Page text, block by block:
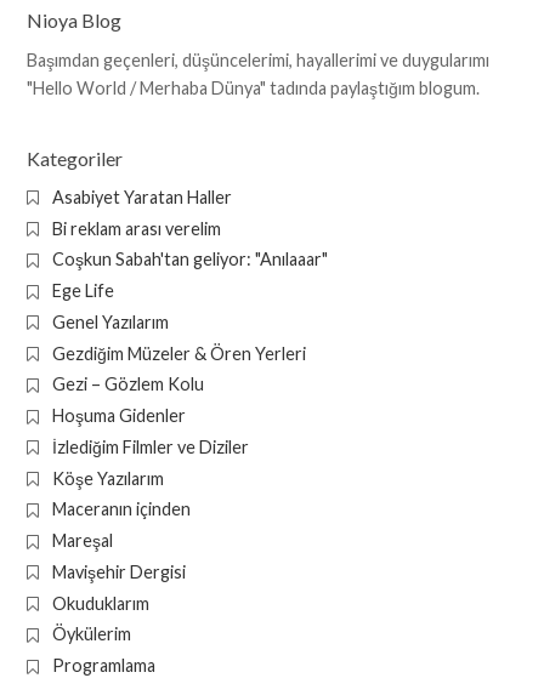
Nioya Blog
Başımdan geçenleri, düşüncelerimi, hayallerimi ve duygularımı
"Hello World / Merhaba Dünya" tadında paylaştığım blogum.
Kategoriler
Asabiyet Yaratan Haller
Bi reklam arası verelim
Coşkun Sabah'tan geliyor: "Anılaaar"
Ege Life
Genel Yazılarım
Gezdiğim Müzeler & Ören Yerleri
Gezi – Gözlem Kolu
Hoşuma Gidenler
İzlediğim Filmler ve Diziler
Köşe Yazılarım
Maceranın içinden
Mareşal
Mavişehir Dergisi
Okuduklarım
Öykülerim
Programlama